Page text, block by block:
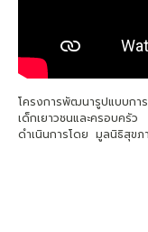
โครงการพัฒนารูปแบบกา
เด็กเยาวชนและครอบครัว
ดำเนินการโดย มูลนิธิสุขภ